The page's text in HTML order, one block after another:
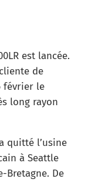
est lancée.
de
février le
long rayon
quitté l’usine
à Seattle
Bretagne. De